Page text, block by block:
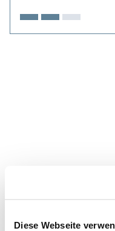
Diese Webseite
Human Reset Week